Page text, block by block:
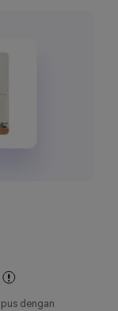
dengan